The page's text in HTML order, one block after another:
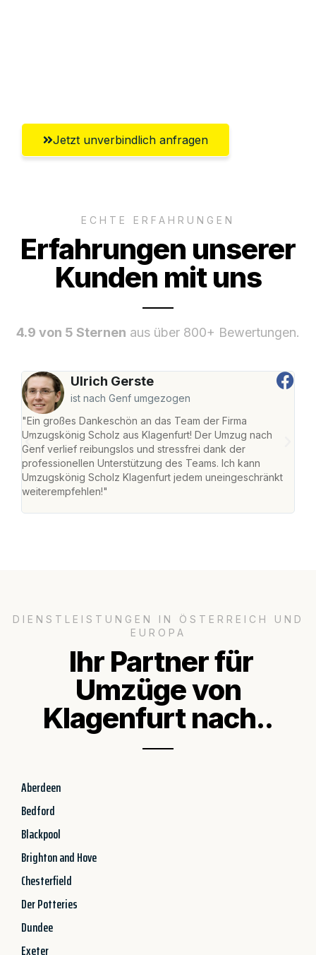
Jetzt unverbindlich anfragen
ECHTE ERFAHRUNGEN
Erfahrungen unserer
Kunden mit uns
4.9 von 5 Sternen aus über 800+ Bewertungen.
Ulrich Gerste
ist nach Genf umgezogen
"Ein großes Dankeschön an das Team der Firma
Umzugskönig Scholz aus Klagenfurt! Der Umzug nach
Genf verlief reibungslos und stressfrei dank der
professionellen Unterstützung des Teams. Ich kann
Umzugskönig Scholz Klagenfurt jedem uneingeschränkt
weiterempfehlen!"
DIENSTLEISTUNGEN IN ÖSTERREICH UND
EUROPA
Ihr Partner für
Umzüge von
Klagenfurt nach..
Aberdeen
Bedford
Blackpool
Brighton and Hove
Chesterfield
Der Potteries
Dundee
Exeter